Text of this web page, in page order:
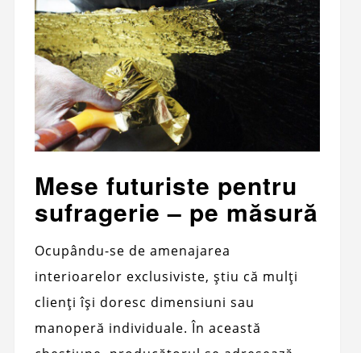
Mese futuriste pentru
sufragerie – pe măsură
Ocupându-se de amenajarea
interioarelor exclusiviste, știu că mulți
clienți își doresc dimensiuni sau
manoperă individuale. În această